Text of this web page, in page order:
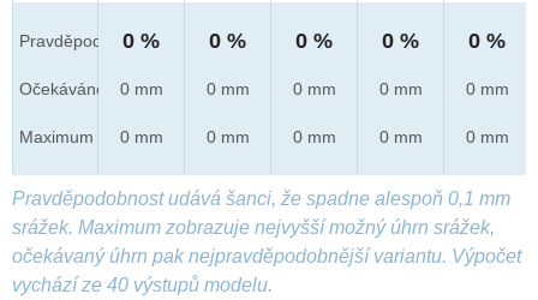
Pravděpod.
Očekáváno
Maximum
0 %
0 mm
0 mm
0 %
0 mm
0 mm
0 %
0 mm
0 mm
0 %
0 mm
0 mm
0 %
0 mm
0 mm
Pravděpodobnost udává šanci, že spadne alespoň 0,1 mm
srážek. Maximum zobrazuje nejvyšší možný úhrn srážek,
očekávaný úhrn pak nejpravděpodobnější variantu. Výpočet
vychází ze 40 výstupů modelu.